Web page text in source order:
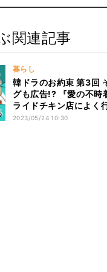
関連記事
暮らし
韓ドラのお約束 第3回
グも広告!? 『愛の不時
ライドチキン店によく
ラマあるある
2023/05/24 10:30